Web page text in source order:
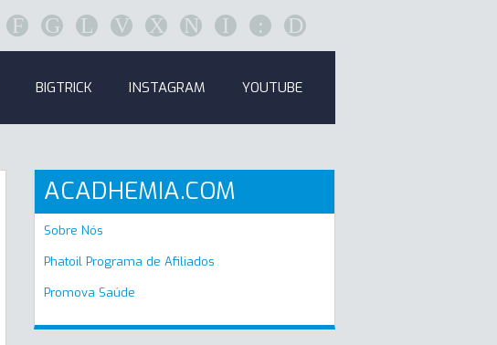
F G L V X N I : D
BIGTRICK INSTAGRAM YOUTUBE
ACADHEMIA.COM
Sobre Nós
Phatoil Programa de Afiliados
Promova Saúde